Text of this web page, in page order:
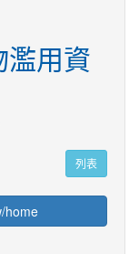
用資
列表
home